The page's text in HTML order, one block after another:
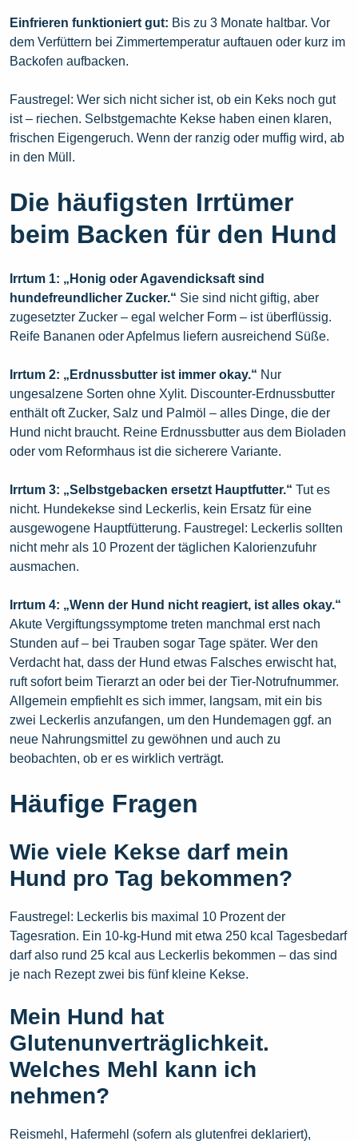
Einfrieren funktioniert gut: Bis zu 3 Monate haltbar. Vor
dem Verfüttern bei Zimmertemperatur auftauen oder kurz im
Backofen aufbacken.
Faustregel: Wer sich nicht sicher ist, ob ein Keks noch gut
ist – riechen. Selbstgemachte Kekse haben einen klaren,
frischen Eigengeruch. Wenn der ranzig oder muffig wird, ab
in den Müll.
Die häufigsten Irrtümer
beim Backen für den Hund
Irrtum 1: „Honig oder Agavendicksaft sind
hundefreundlicher Zucker.“ Sie sind nicht giftig, aber
zugesetzter Zucker – egal welcher Form – ist überflüssig.
Reife Bananen oder Apfelmus liefern ausreichend Süße.
Irrtum 2: „Erdnussbutter ist immer okay.“ Nur
ungesalzene Sorten ohne Xylit. Discounter-Erdnussbutter
enthält oft Zucker, Salz und Palmöl – alles Dinge, die der
Hund nicht braucht. Reine Erdnussbutter aus dem Bioladen
oder vom Reformhaus ist die sicherere Variante.
Irrtum 3: „Selbstgebacken ersetzt Hauptfutter.“ Tut es
nicht. Hundekekse sind Leckerlis, kein Ersatz für eine
ausgewogene Hauptfütterung. Faustregel: Leckerlis sollten
nicht mehr als 10 Prozent der täglichen Kalorienzufuhr
ausmachen.
Irrtum 4: „Wenn der Hund nicht reagiert, ist alles okay.“
Akute Vergiftungssymptome treten manchmal erst nach
Stunden auf – bei Trauben sogar Tage später. Wer den
Verdacht hat, dass der Hund etwas Falsches erwischt hat,
ruft sofort beim Tierarzt an oder bei der Tier-Notrufnummer.
Allgemein empfiehlt es sich immer, langsam, mit ein bis
zwei Leckerlis anzufangen, um den Hundemagen ggf. an
neue Nahrungsmittel zu gewöhnen und auch zu
beobachten, ob er es wirklich verträgt.
Häufige Fragen
Wie viele Kekse darf mein
Hund pro Tag bekommen?
Faustregel: Leckerlis bis maximal 10 Prozent der
Tagesration. Ein 10-kg-Hund mit etwa 250 kcal Tagesbedarf
darf also rund 25 kcal aus Leckerlis bekommen – das sind
je nach Rezept zwei bis fünf kleine Kekse.
Mein Hund hat
Glutenunverträglichkeit.
Welches Mehl kann ich
nehmen?
Reismehl, Hafermehl (sofern als glutenfrei deklariert),